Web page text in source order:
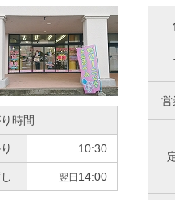
時間
10:30
翌日 14:00
営